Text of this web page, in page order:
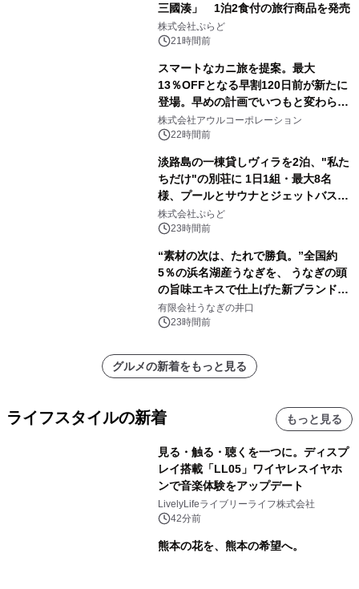
三國湊」 1泊2食付の旅行商品を発売
株式会社ぷらど
21時間前
スマートなカニ旅を提案。最大
13％OFFとなる早割120日前が新たに
登場。早めの計画でいつもと変わらぬ
大人の冬旅を。ー夕日ヶ浦温泉「佳松
苑 別邸ふうか」ー
株式会社アウルコーポレーション
22時間前
淡路島の一棟貸しヴィラを2泊、"私た
ちだけ"の別荘に 1日1組・最大8名
様、プールとサウナとジェットバス付
きで Villa Mon Temps AWAJIの連泊
素泊りプラン
株式会社ぷらど
23時間前
“素材の次は、たれで勝負。”全国約
5％の浜名湖産うなぎを、 うなぎの頭
の旨味エキスで仕上げた新ブランド
「井口の誉」誕生
有限会社うなぎの井口
23時間前
グルメの新着をもっと見る
ライフスタイルの新着 もっと見る
見る・触る・聴くを一つに。ディスプ
レイ搭載「LL05」ワイヤレスイヤホ
ンで音楽体験をアップデート
LivelyLifeライブリーライフ株式会社
42分前
熊本の花を、熊本の希望へ。